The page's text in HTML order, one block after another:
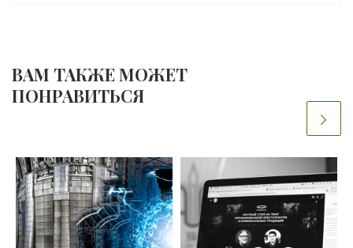
ВАМ ТАКЖЕ МОЖЕТ
ПОНРАВИТЬСЯ